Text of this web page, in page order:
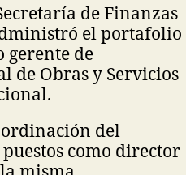
de Finanzas
el portafolio
gerente de
de Obras y Servicios
del
como director